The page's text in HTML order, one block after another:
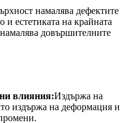
намалява дефектите
и естетиката на крайната
довършителните
влияния:Издържа на
издържа на деформация и